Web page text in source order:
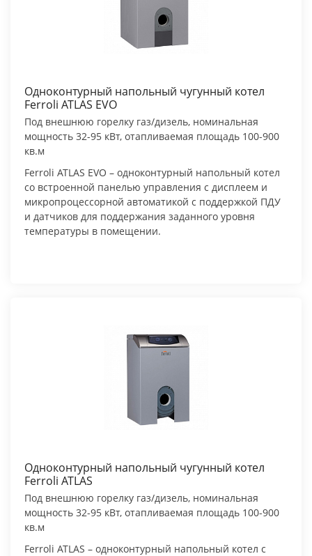
Одноконтурный напольный чугунный котел
Ferroli ATLAS EVO
Под внешнюю горелку газ/дизель, номинальная
мощность 32-95 кВт, отапливаемая площадь 100-900
кв.м
Ferroli ATLAS EVO – одноконтурный напольный котел
со встроенной панелью управления с дисплеем и
микропроцессорной автоматикой с поддержкой ПДУ
и датчиков для поддержания заданного уровня
температуры в помещении.
Одноконтурный напольный чугунный котел
Ferroli ATLAS
Под внешнюю горелку газ/дизель, номинальная
мощность 32-95 кВт, отапливаемая площадь 100-900
кв.м
Ferroli ATLAS – одноконтурный напольный котел с